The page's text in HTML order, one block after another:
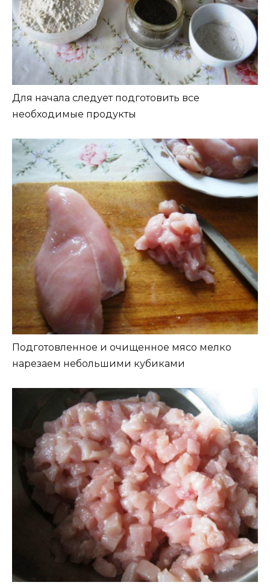
Для начала следует подготовить все
необходимые продукты
Подготовленное и очищенное мясо мелко
нарезаем небольшими кубиками